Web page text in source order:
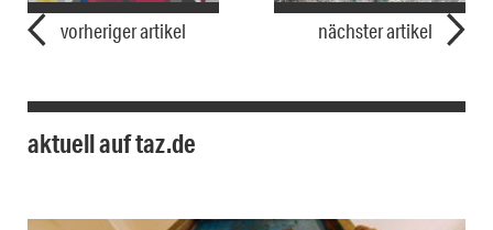
vorheriger artikel nächster artikel
aktuell auf taz.de